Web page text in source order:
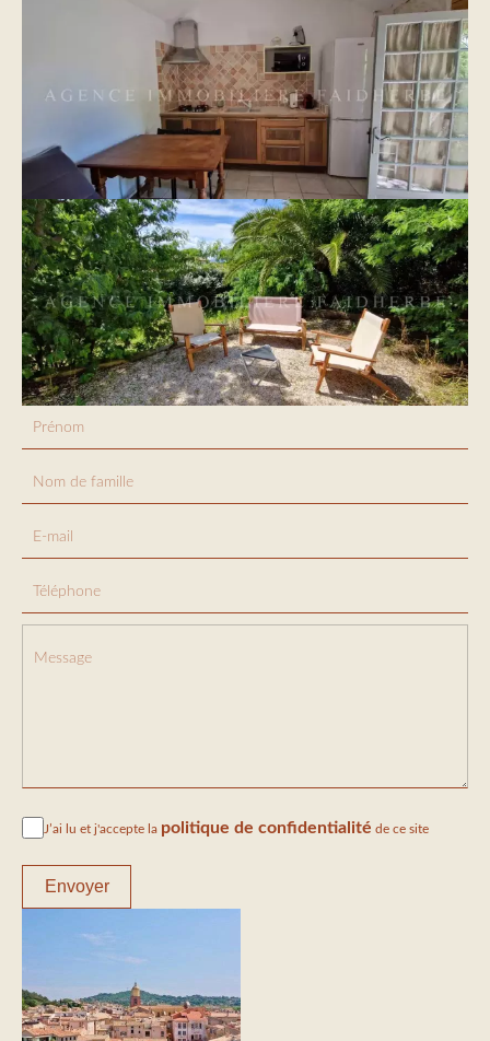
J’ai lu et j'accepte la politique de confidentialité de ce site
Envoyer